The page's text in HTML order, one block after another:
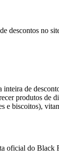
no
de
produtos de
biscoitos),
oficial do